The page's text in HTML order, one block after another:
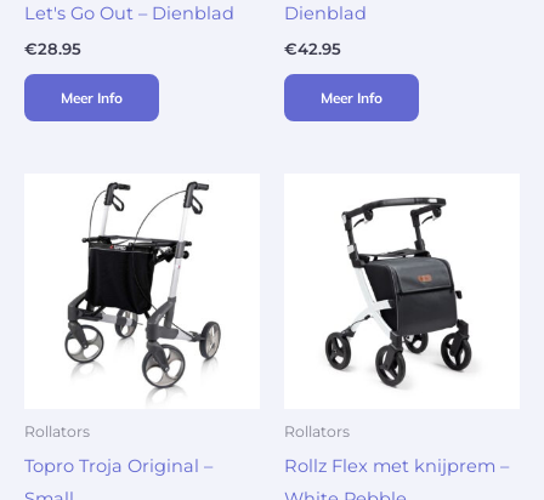
Let's Go Out – Dienblad
€28.95
Meer Info
Dienblad
€42.95
Meer Info
Rollators
Topro Troja Original –
Rollators
Rollz Flex met knijprem –